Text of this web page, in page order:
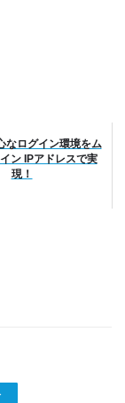
なログイン環境をム
ン IPアドレスで実
現！